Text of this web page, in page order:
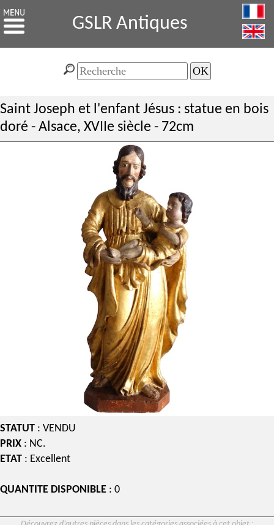
GSLR Antiques
Saint Joseph et l'enfant Jésus : statue en bois
doré - Alsace, XVIIe siècle - 72cm
STATUT : VENDU
PRIX : NC.
ETAT : Excellent
QUANTITE DISPONIBLE : 0